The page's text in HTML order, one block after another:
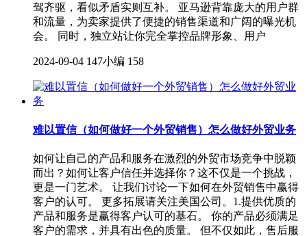
驾齐驱，看似矛盾实则互补。 亚马逊背靠庞大的用户群
和流量，为卖家提供了便捷的销售渠道和广阔的曝光机
会。 同时，独立站让你完全掌控品牌形象、用户
2024-09-04 147小编 158
难以置信（如何做好一个外贸销售）怎么做好外贸业务
如何让自己的产品和服务在激烈的外贸市场竞争中脱颖
而出？如何让客户信任并选择你？这不仅是一个挑战，
更是一门艺术。 让我们讨论一下如何在外贸销售中赢得
客户的认可。 更多拓展请关注美国公司。1.提供优质的
产品和服务是赢得客户认可的基石。 你的产品必须满足
客户的需求，并具有出色的质量。 但不仅如此，售后服